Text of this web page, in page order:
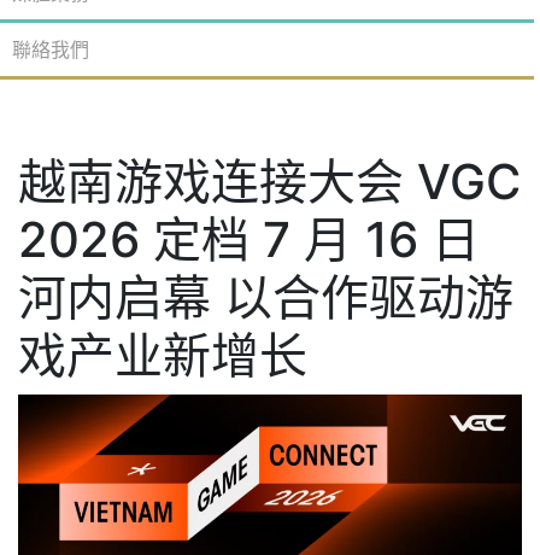
聯絡我們
越南游戏连接大会 VGC
2026 定档 7 月 16 日
河内启幕 以合作驱动游
戏产业新增长